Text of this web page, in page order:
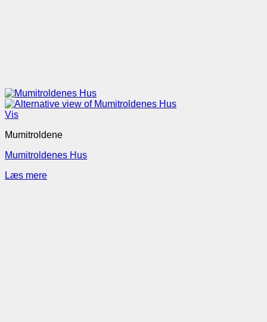
Vis
Mumitroldene
Mumitroldenes Hus
Læs mere